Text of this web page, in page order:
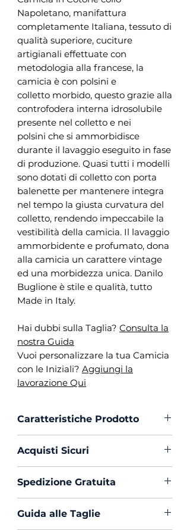
Napoletano, manifattura
completamente Italiana, tessuto di
qualità superiore, cuciture
artigianali effettuate con
metodologia alla francese, la
camicia è con polsini e
colletto morbido, questo grazie alla
controfodera interna idrosolubile
presente nel colletto e nei
polsini che si ammorbidisce
durante il lavaggio eseguito in fase
di produzione. Quasi tutti i modelli
sono dotati di colletto con porta
balenette per mantenere integra
nel tempo la giusta curvatura del
colletto, rendendo impeccabile la
vestibilità della camicia. Il lavaggio
ammorbidente e profumato, dona
alla camicia un carattere vintage
ed una morbidezza unica. Danilo
Buglione è stile e qualità, tutto
Made in Italy.
Hai dubbi sulla Taglia? Consulta la
nostra Guida
Vuoi personalizzare la tua Camicia
con le Iniziali? Aggiungi la
lavorazione Qui
Caratteristiche Prodotto
Collo : Napoletano
Polso :Tondo
Composizione :100% Cotone
Mouche :Si
Produzione :100% Made in
Italy
Acquisti Sicuri
sicurezza con PayPal o Carta di
Creedito
Spedizione Gratuita
Gratuita
Guida alle Taglie